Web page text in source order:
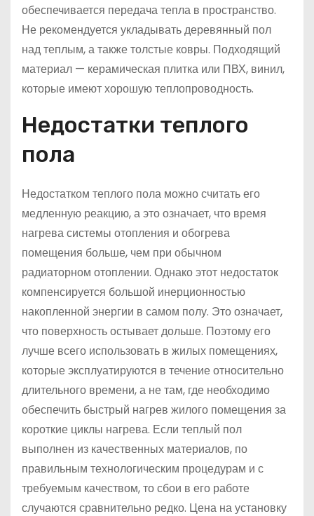
обеспечивается передача тепла в пространство.
Не рекомендуется укладывать деревянный пол
над теплым, а также толстые ковры. Подходящий
материал — керамическая плитка или ПВХ, винил,
которые имеют хорошую теплопроводность.
Недостатки теплого
пола
Недостатком теплого пола можно считать его
медленную реакцию, а это означает, что время
нагрева системы отопления и обогрева
помещения больше, чем при обычном
радиаторном отоплении. Однако этот недостаток
компенсируется большой инерционностью
накопленной энергии в самом полу. Это означает,
что поверхность остывает дольше. Поэтому его
лучше всего использовать в жилых помещениях,
которые эксплуатируются в течение относительно
длительного времени, а не там, где необходимо
обеспечить быстрый нагрев жилого помещения за
короткие циклы нагрева. Если теплый пол
выполнен из качественных материалов, по
правильным технологическим процедурам и с
требуемым качеством, то сбои в его работе
случаются сравнительно редко. Цена на установку